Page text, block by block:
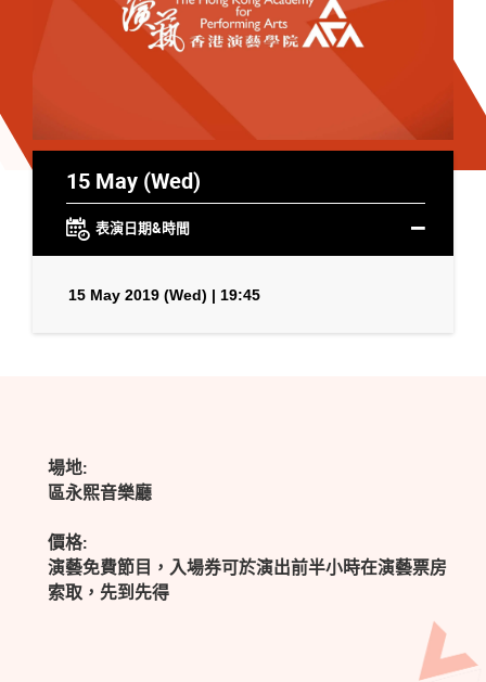
15 May (Wed)
表演日期&時間
15 May 2019 (Wed) | 19:45
場地:
區永熙音樂廳
價格:
演藝免費節目，入場券可於演出前半小時在演藝票房
索取，先到先得